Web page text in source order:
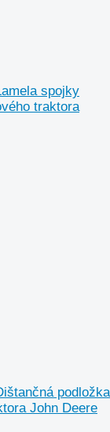
spojky
traktora
podložka
John Deere